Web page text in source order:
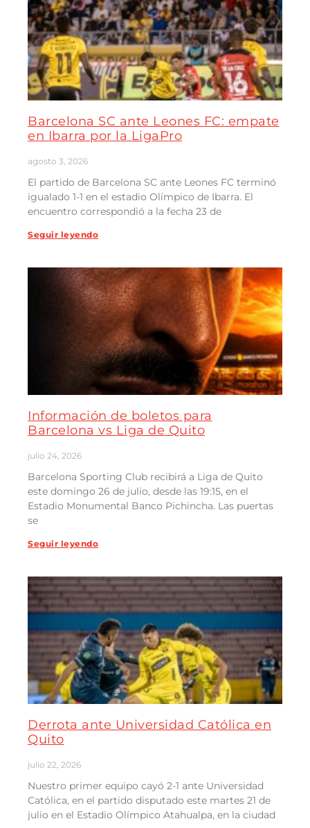
Barcelona SC ante Leones FC: empate
en Ibarra por la LigaPro
agosto 3, 2026
El partido de Barcelona SC ante Leones FC terminó
igualado 1-1 en el estadio Olímpico de Ibarra. El
encuentro correspondió a la fecha 23 de
Seguir leyendo
Información de boletos para
Barcelona vs Liga de Quito
julio 24, 2026
Barcelona Sporting Club recibirá a Liga de Quito
este domingo 26 de julio, desde las 19:15, en el
Estadio Monumental Banco Pichincha. Las puertas
se
Seguir leyendo
Derrota ante Universidad Católica en
Quito
julio 22, 2026
Nuestro primer equipo cayó 2-1 ante Universidad
Católica, en el partido disputado este martes 21 de
julio en el Estadio Olímpico Atahualpa, en la ciudad